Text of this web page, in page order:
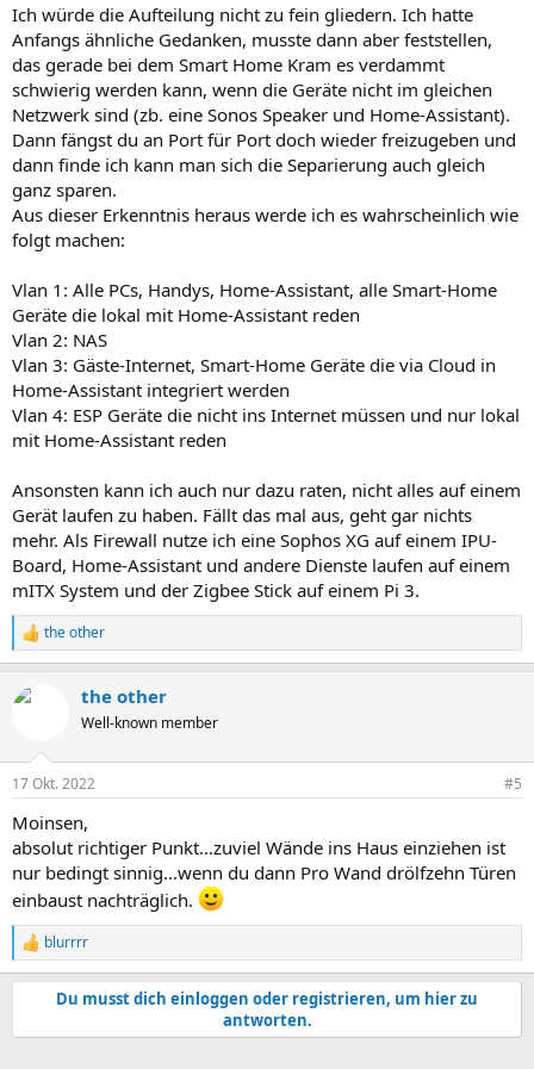
:
Ich würde die Aufteilung nicht zu fein gliedern. Ich hatte
Anfangs ähnliche Gedanken, musste dann aber feststellen,
das gerade bei dem Smart Home Kram es verdammt
schwierig werden kann, wenn die Geräte nicht im gleichen
Netzwerk sind (zb. eine Sonos Speaker und Home-Assistant).
Dann fängst du an Port für Port doch wieder freizugeben und
dann finde ich kann man sich die Separierung auch gleich
ganz sparen.
Aus dieser Erkenntnis heraus werde ich es wahrscheinlich wie
folgt machen:
Vlan 1: Alle PCs, Handys, Home-Assistant, alle Smart-Home
Geräte die lokal mit Home-Assistant reden
Vlan 2: NAS
Vlan 3: Gäste-Internet, Smart-Home Geräte die via Cloud in
Home-Assistant integriert werden
Vlan 4: ESP Geräte die nicht ins Internet müssen und nur lokal
mit Home-Assistant reden
Ansonsten kann ich auch nur dazu raten, nicht alles auf einem
Gerät laufen zu haben. Fällt das mal aus, geht gar nichts
mehr. Als Firewall nutze ich eine Sophos XG auf einem IPU-
Board, Home-Assistant und andere Dienste laufen auf einem
mITX System und der Zigbee Stick auf einem Pi 3.
R
e
k
e
:
the other
the other
Well-known member
17 Okt. 2022 #5
Moinsen,
absolut richtiger Punkt...zuviel Wände ins Haus einziehen ist
nur bedingt sinnig...wenn du dann Pro Wand drölfzehn Türen
einbaust nachträglich.
R
e
a
blurrrr
Du musst dich einloggen oder registrieren, um hier zu
antworten.